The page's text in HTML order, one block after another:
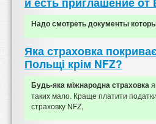
Надо смотреть документы
Яка страховка
Польщі крім NFZ?
Будь-яка міжнародна страховка
таких мало. Краще платити
страховку NFZ,